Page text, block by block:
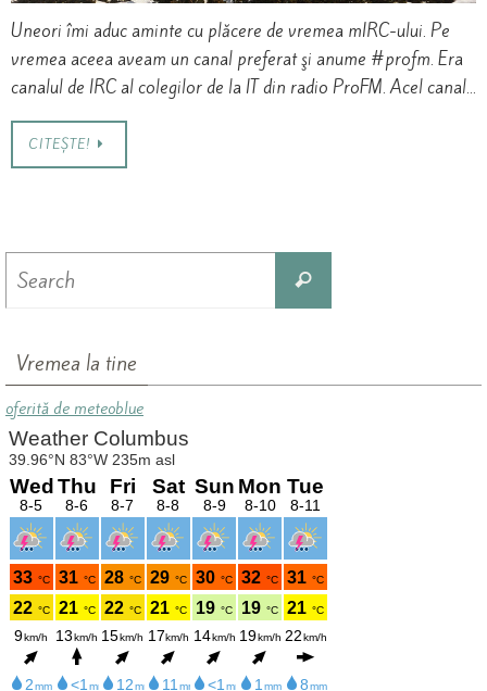
Uneori îmi aduc aminte cu plăcere de vremea mIRC-ului. Pe
vremea aceea aveam un canal preferat şi anume #profm. Era
canalul de IRC al colegilor de la IT din radio ProFM. Acel canal…
CITEȘTE!
Search
Vremea la tine
oferită de meteoblue